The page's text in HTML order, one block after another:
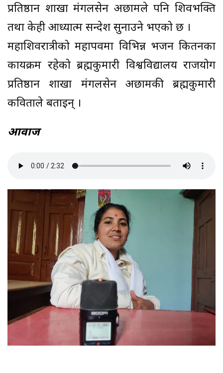
प्रतिष्ठान शाखा मंगलसेन अछामले पनि शिवभक्ति
तथा केही आध्यात्म सन्देश सुनाउने भएको छ ।
महाशिवरात्रीको महापर्वमा विभिन्न भजन किर्तनका
कार्यक्रम रहेको ब्रह्मकुमारी विश्वविद्यालय राजयोग
प्रतिष्ठान शाखा मंगलसेन अछामकी ब्रह्मकुमारी
कविताले बताईन् ।
आवाज